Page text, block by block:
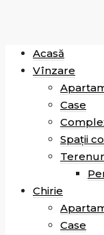
Acasă
Vînzare
Case
Spații
Chirie
Case